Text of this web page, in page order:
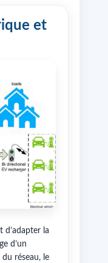
et
d’adapter la
d’un
réseau, le